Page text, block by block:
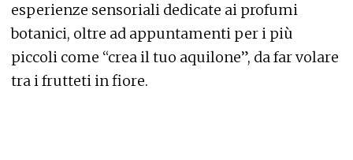
esperienze sensoriali dedicate ai profumi
botanici, oltre ad appuntamenti per i più
piccoli come “crea il tuo aquilone”, da far volare
tra i frutteti in fiore.